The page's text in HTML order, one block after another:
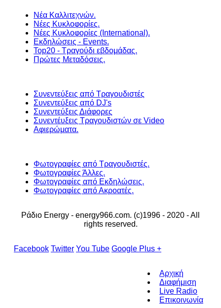
Νέα Καλλιτεχνών.
Νέες Κυκλοφορίες.
Νέες Κυκλοφορίες (International).
Εκδηλώσεις - Events.
Top20 - Τραγούδι εβδομάδας.
Πρώτες Μεταδόσεις.
Συνεντεύξεις από Τραγουδιστές
Συνεντεύξεις από DJ's
Συνεντεύξεις Διάφορες
Συνεντέυξεις Τραγουδιστών σε Video
Αφιερώματα.
Φωτογραφίες από Τραγουδιστές.
Φωτογραφίες Άλλες.
Φωτογραφίες από Εκδηλώσεις.
Φωτογραφίες από Ακροατές.
Ράδιο Energy - energy966.com. (c)1996 - 2020 - All
rights reserved.
Facebook Twitter You Tube Google Plus +
Αρχική
Διαφήμιση
Live Radio
Επικοινωνία